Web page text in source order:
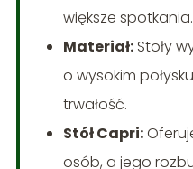
większe spotkania.
Materiał:Stoły
o wysokim
trwałość.
Stół Capri:
osób, a jego